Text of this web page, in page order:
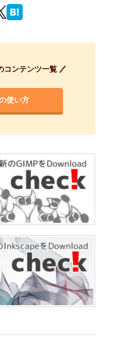
コンテンツ一覧
使い方